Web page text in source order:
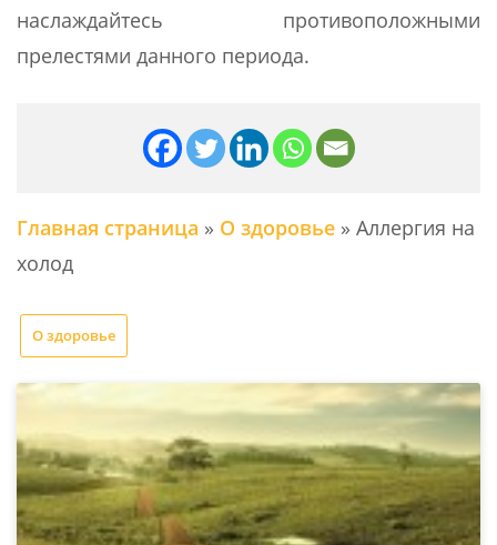
наслаждайтесь противоположными
прелестями данного периода.
Главная страница » О здоровье » Аллергия на
холод
О здоровье